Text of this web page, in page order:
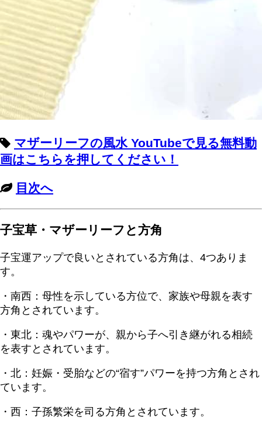
マザーリーフの風水 YouTubeで見る無料動
画はこちらを押してください！
目次へ
子宝草・マザーリーフと方角
子宝運アップで良いとされている方角は、4つありま
す。
・南西：母性を示している方位で、家族や母親を表す
方角とされています。
・東北：魂やパワーが、親から子へ引き継がれる相続
を表すとされています。
・北：妊娠・受胎などの“宿す”パワーを持つ方角とされ
ています。
・西：子孫繁栄を司る方角とされています。